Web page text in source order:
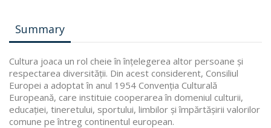
Summary
Cultura joaca un rol cheie în înțelegerea altor persoane și
respectarea diversității. Din acest considerent, Consiliul
Europei a adoptat în anul 1954 Convenția Culturală
Europeană, care instituie cooperarea în domeniul culturii,
educației, tineretului, sportului, limbilor și împărtășirii valorilor
comune pe întreg continentul european.